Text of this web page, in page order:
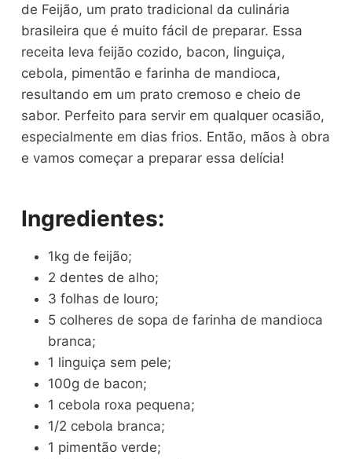
de Feijão, um prato tradicional da culinária
brasileira que é muito fácil de preparar. Essa
receita leva feijão cozido, bacon, linguiça,
cebola, pimentão e farinha de mandioca,
resultando em um prato cremoso e cheio de
sabor. Perfeito para servir em qualquer ocasião,
especialmente em dias frios. Então, mãos à obra
e vamos começar a preparar essa delícia!
Ingredientes:
1kg de feijão;
2 dentes de alho;
3 folhas de louro;
5 colheres de sopa de farinha de mandioca
branca;
1 linguiça sem pele;
100g de bacon;
1 cebola roxa pequena;
1/2 cebola branca;
1 pimentão verde;